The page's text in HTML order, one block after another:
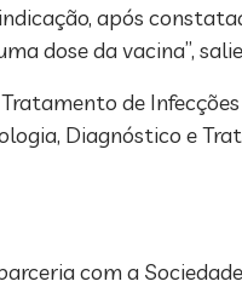
após
dose da vacina”,
de Infecções
Diagnóstico e
com a